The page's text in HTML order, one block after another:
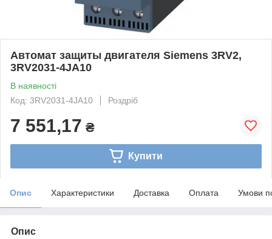
Автомат защиты двигателя Siemens 3RV2,
3RV2031-4JA10
В наявності
Код: 3RV2031-4JA10
Роздріб
7 551,17 ₴
Купити
Опис Характеристики Доставка Оплата Умови
Опис